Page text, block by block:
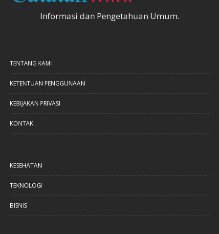
Informasi dan Pengetahuan Umum.
TENTANG KAMI
KETENTUAN PENGGUNAAN
KEBIJAKAN PRIVASI
KONTAK
KESEHATAN
TEKNOLOGI
BISNIS